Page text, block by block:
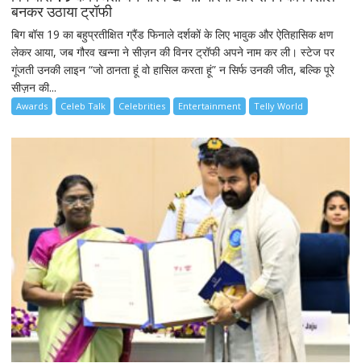
बनकर उठाया ट्रॉफी
बिग बॉस 19 का बहुप्रतीक्षित ग्रैंड फिनाले दर्शकों के लिए भावुक और ऐतिहासिक क्षण
लेकर आया, जब गौरव खन्ना ने सीज़न की विनर ट्रॉफी अपने नाम कर ली। स्टेज पर
गूंजती उनकी लाइन “जो ठानता हूं वो हासिल करता हूं” न सिर्फ उनकी जीत, बल्कि पूरे
सीज़न की...
Awards Celeb Talk Celebrities Entertainment Telly World